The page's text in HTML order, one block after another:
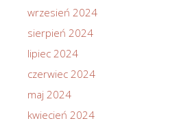
wrzesień 2024
sierpień 2024
lipiec 2024
czerwiec 2024
maj 2024
kwiecień 2024